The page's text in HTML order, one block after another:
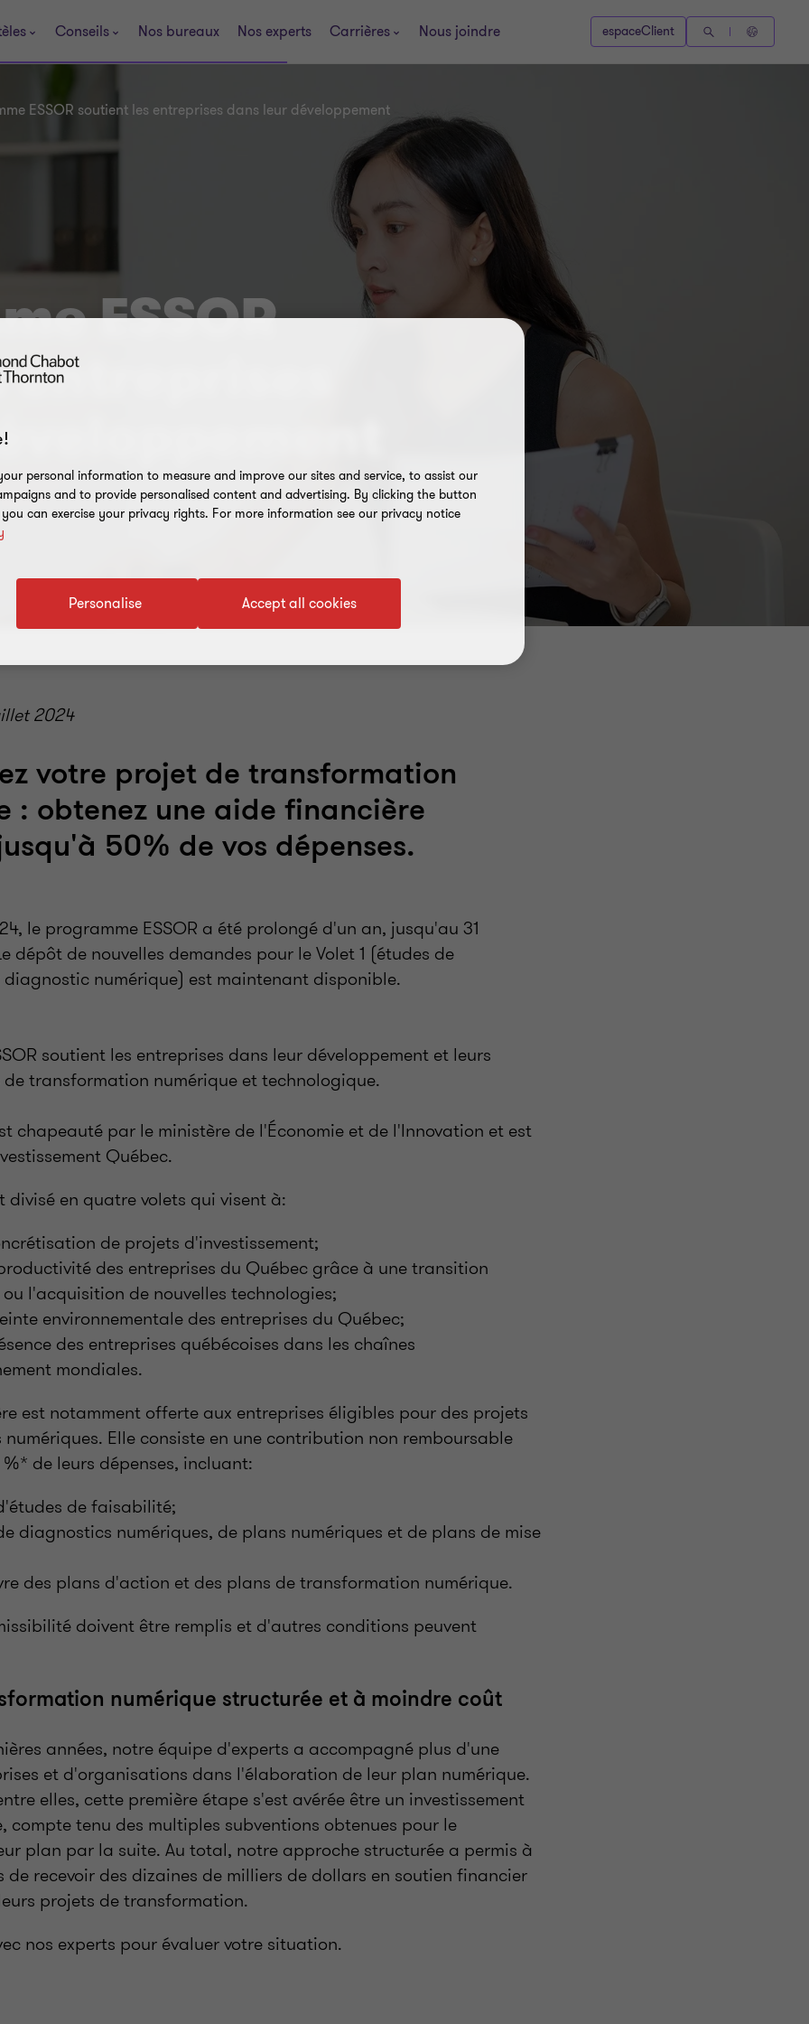
Conseils Nos bureaux Nos experts Carrières Nous joindre espaceClient
ESSOR soutient les entreprises dans leur développement
ESSOR
2024
votre projet de transformation
: obtenez une aide financière
50% de vos dépenses.
le programme ESSOR a été prolongé d'un an, jusqu'au 31
dépôt de nouvelles demandes pour le Volet 1 (études de
numérique) est maintenant disponible.
soutient les entreprises dans leur développement et leurs
transformation numérique et technologique.
chapeauté par le ministère de l'Économie et de l'Innovation et est
Québec.
divisé en quatre volets qui visent à:
de projets d'investissement;
des entreprises du Québec grâce à une transition
l'acquisition de nouvelles technologies;
environnementale des entreprises du Québec;
des entreprises québécoises dans les chaînes
mondiales.
est notamment offerte aux entreprises éligibles pour des projets
numériques. Elle consiste en une contribution non remboursable
de leurs dépenses, incluant:
de faisabilité;
diagnostics numériques, de plans numériques et de plans de mise
des plans d'action et des plans de transformation numérique.
doivent être remplis et d'autres conditions peuvent
numérique structurée et à moindre coût
années, notre équipe d'experts a accompagné plus d'une
et d'organisations dans l'élaboration de leur plan numérique.
elles, cette première étape s'est avérée être un investissement
compte tenu des multiples subventions obtenues pour le
plan par la suite. Au total, notre approche structurée a permis à
de recevoir des dizaines de milliers de dollars en soutien financier
projets de transformation.
nos experts pour évaluer votre situation.
personal information to measure and improve our sites and service, to assist our
and to provide personalised content and advertising. By clicking the button
can exercise your privacy rights. For more information see our privacy notice
Accept all cookies
Personalise